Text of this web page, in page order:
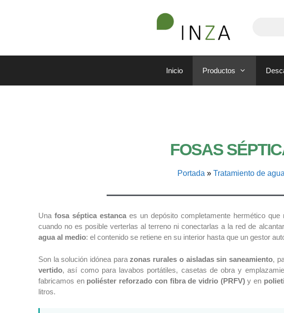
Inicio Productos
FOSAS
Portada » Tratamiento de
Una fosa séptica estancaes un depósito completamente hermético que
cuando no es posible verterlas al terreno ni conectarlas a la red de
agua al medio: el contenido se retiene en su interior hasta que un gestor
Son la solución idónea parazonas rurales o aisladas sin saneamiento,
vertido, así como para lavabos portátiles, casetas de obra y
fabricamos en poliéster reforzado con fibra de vidrio (PRFV)y en
litros.